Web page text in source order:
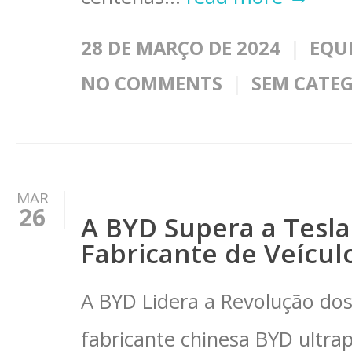
28 DE MARÇO DE 2024
NO COMMENTS
SEM
MAR
26 A BYD Supera a
Fabricante de
A BYD Lidera a Revolução
fabricante chinesa BYD